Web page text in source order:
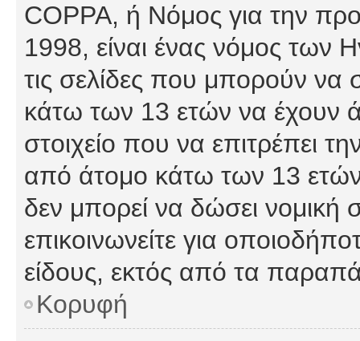
COPPA, ή Νόμος για την
1998, είναι ένας νόμος των
τις σελίδες που μπορούν να
κάτω των 13 ετών να έχουν
στοιχείο που να επιτρέπει
από άτομο κάτω των 13
δεν μπορεί να δώσει νομική
επικοινωνείτε για
είδους, εκτός από τα
Κορυφή